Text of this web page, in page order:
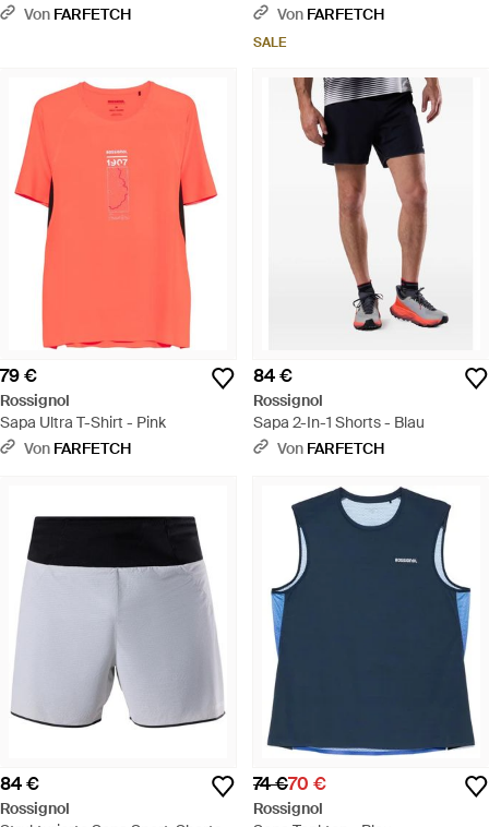
Von FARFETCH
Von FARFETCH
SALE
79 €
Rossignol
Sapa Ultra T-Shirt - Pink
Von FARFETCH
84 €
Rossignol
Sapa 2-In-1 Shorts - Blau
Von FARFETCH
84 €
Rossignol
74 €70 €
Rossignol